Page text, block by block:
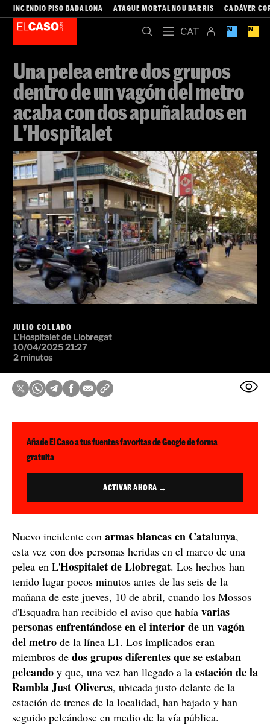
INCENDIO PISO BADALONA ATAQUE MORTAL NOU BARRIS CADÁVER
Una pelea entre dos grupos
dentro de un vagón del metro
acaba con dos apuñalados en
L'Hospitalet
JULIO COLLADO
L'Hospitalet de Llobregat
10/04/2025 21:27
2 minutos
Añade El Caso a tus fuentes favoritas de Google de forma
gratuita
ACTIVAR AHORA →
Nuevo incidente con armas blancas en Catalunya,
esta vez con dos personas heridas en el marco de una
pelea en L'Hospitalet de Llobregat. Los hechos han
tenido lugar pocos minutos antes de las seis de la
mañana de este jueves, 10 de abril, cuando los Mossos
d'Esquadra han recibido el aviso que había varias
personas enfrentándose en el interior de un vagón
del metro de la línea L1. Los implicados eran
miembros de dos grupos diferentes que se estaban
peleando y que, una vez han llegado a la estación de la
Rambla Just Oliveres, ubicada justo delante de la
estación de trenes de la localidad, han bajado y han
seguido peleándose en medio de la vía pública.